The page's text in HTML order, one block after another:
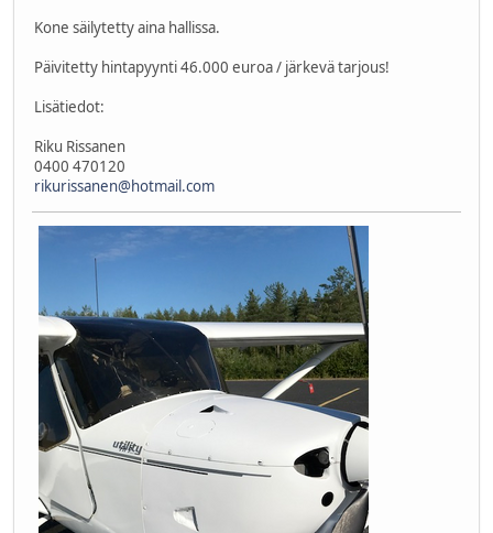
Kone säilytetty aina hallissa.
Päivitetty hintapyynti 46.000 euroa / järkevä tarjous!
Lisätiedot:
Riku Rissanen
0400 470120
rikurissanen@hotmail.com